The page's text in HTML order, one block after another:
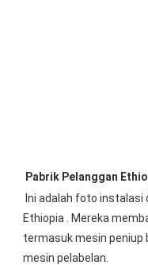
Pabrik Pelanggan
Ini adalah foto instalasi
Ethiopia . Mereka
termasuk mesin peniup
mesin pelabelan.